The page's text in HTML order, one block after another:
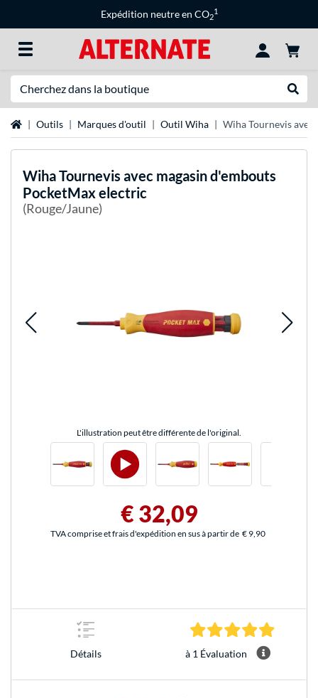
Expédition neutre en CO2
1
Page d'accueil
Outils Marques d'outil Outil Wiha Wiha Tournevis
WihaTournevis avec magasin d'embouts
PocketMax electric
(Rouge/Jaune)
L'illustration peut être différente de l'original.
€ 32,09
TVA comprise et frais d'expédition en sus à partir de € 9,90
Détails à 1 Évaluation